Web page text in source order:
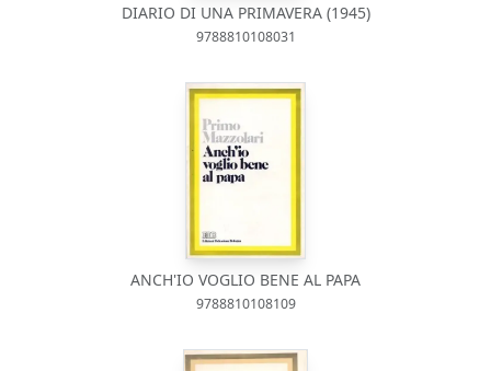
DIARIO DI UNA PRIMAVERA (1945)
9788810108031
ANCH'IO VOGLIO BENE AL PAPA
9788810108109